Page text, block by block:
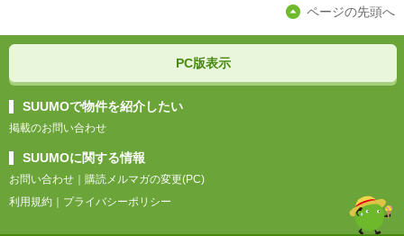
ページの先頭へ
PC版表示
SUUMOで物件を紹介したい
掲載のお問い合わせ
SUUMOに関する情報
お問い合わせ
購読メルマガの変更(PC)
利用規約
プライバシーポリシー